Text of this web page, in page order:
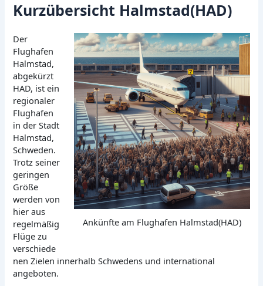
Kurzübersicht Halmstad(HAD)
Ankünfte am Flughafen Halmstad(HAD)
Der
Flughafen
Halmstad,
abgekürzt
HAD, ist ein
regionaler
Flughafen
in der Stadt
Halmstad,
Schweden.
Trotz seiner
geringen
Größe
werden von
hier aus
regelmäßig
Flüge zu
verschiede
nen Zielen innerhalb Schwedens und international
angeboten.